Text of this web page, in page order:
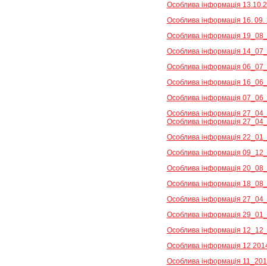
Особлива інформація
Особлива інформація 16. 09.
Особлива інформація
Особлива інформація
Особлива інформація
Особлива інформація
Особлива інформація
Особлива інформація
Особлива інформація
Особлива інформація
Особлива інформація
Особлива інформація
Особлива інформація
Особлива інформація
Особлива інформація
Особлива інформація
Особлива інформація 12
Особлива інформація